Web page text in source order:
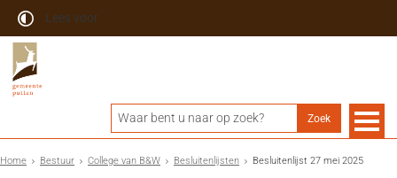
Lees voor
Home Bestuur College van B&W Besluitenlijsten Besluitenlijst 27 mei 2025